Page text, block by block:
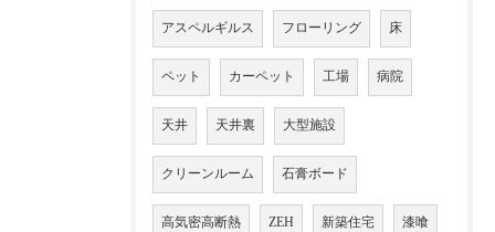
アスペルギルス フローリング 床
ペット カーペット 工場 病院
天井 天井裏 大型施設
クリーンルーム 石膏ボード
高気密高断熱 ZEH 新築住宅 漆喰